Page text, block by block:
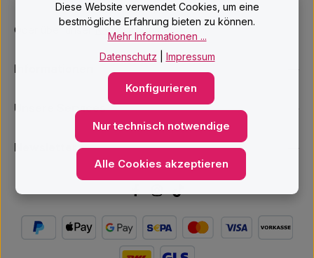
Oder über unserKontaktformular.
Informationen
Unsere Services
Newsletter
Diese Website verwendet Cookies, um eine
bestmögliche Erfahrung bieten zu können.
Mehr Informationen ...
Datenschutz
Impressum
Nur technisch notwendige
Konfigurieren
Alle Cookies akzeptieren